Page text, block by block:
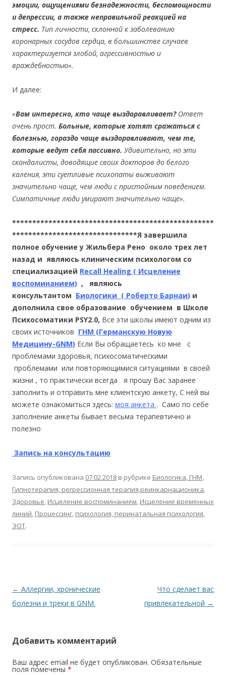
эмоции, ощущениями безнадежности, беспомощности
и депрессии, а также неправильной реакцией на
стресс. Тип личности, склонной к заболеванию
коронарных сосудов сердца, в большинстве случаев
характеризуется злобой, агрессивностью и
враждебностью».
И далее:
«Вам интересно, кто чаще выздоравливает? Ответ
очень прост. Больные, которые хотят сражаться с
болезнью, гораздо чаще выздоравливают, чем те,
которые ведут себя пассивно. Удивительно, но эти
скандалисты, доводящие своих докторов до белого
каления, эти суетливые психопаты выживают
значительно чаще, чем люди с пристойным поведением.
Симпатичные люди умирают значительно чаще».
**************************************************
*******************************Я завершила
полное обучение у Жильбера Рено около трех лет
назад и являюсь клиническим психологом со
специализацией Recall Healing ( Исцеление
воспоминанием) , являюсь
консультантом Биологики ( Роберто Барнаи) и
дополнила свое образование обучением в Школе
Психосоматики PSY2.0, Все эти школы имеют одним из
своих источников ГНМ (Германскую Новую
Медицину-GNM) Если Вы обращаетесь ко мне с
проблемами здоровья, психосоматическими
проблемами или повторяющимися ситуациями в своей
жизни , то практически всегда я прошу Вас заранее
заполнить и отправить мне клиентскую анкету, С ней вы
можете ознакомиться здесь: моя анкета . Само по себе
заполнение анкеты бывает весьма терапевтично и
полезно
Запись на консультацию
Запись опубликована 07.02.2018 в рубрике Биологика, ГНМ,
Гипнотерапия, регрессионная терапия,реинкарнационика,
Здоровье, Исцеление воспоминанием, Исцеление временных
линий, Процессинг, психология, перинатальная психология,
ЭОТ.
Навигация по записям
← Аллергии, хронические
болезни и треки в GNM.
Что сделает вас
привлекательной →
Добавить комментарий
Ваш адрес email не будет опубликован. Обязательные
поля помечены *